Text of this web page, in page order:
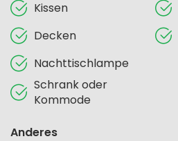
Kissen
Decken
Nachttischlampe
Schrank oder
Kommode
Anderes